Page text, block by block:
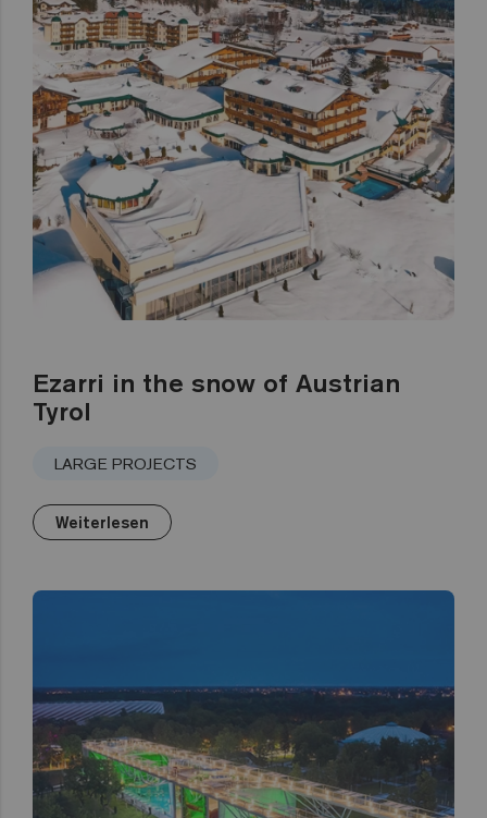
Ezarri in the snow of Austrian
Tyrol
LARGE PROJECTS
Weiterlesen